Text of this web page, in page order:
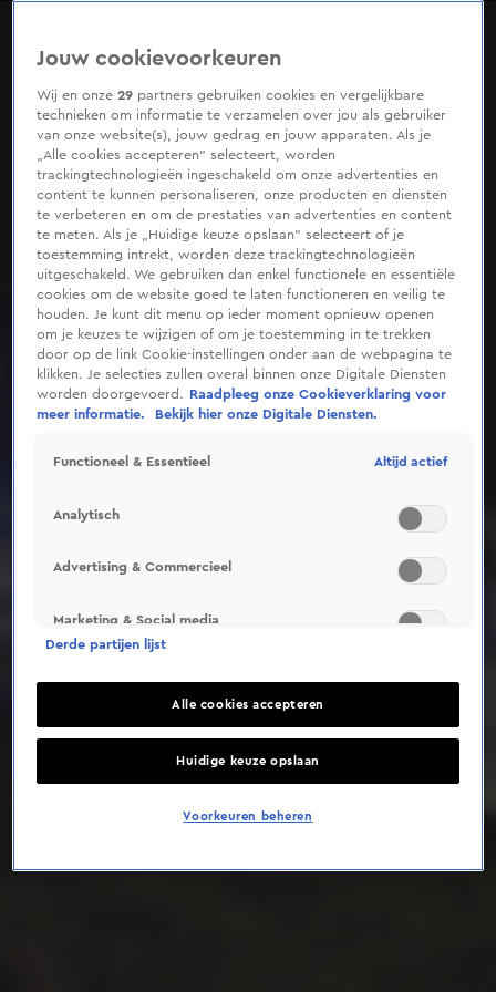
Deze video is niet beschikbaar op je huidige locatie
Jouw cookievoorkeuren
Wij en onze29 partners gebruiken cookies en vergelijkbare
technieken om informatie te verzamelen over jou als gebruiker
van onze website(s), jouw gedrag en jouw apparaten. Als je
„Alle cookies accepteren” selecteert, worden
trackingtechnologieën ingeschakeld om onze advertenties en
content te kunnen personaliseren, onze producten en diensten
te verbeteren en om de prestaties van advertenties en content
te meten. Als je „Huidige keuze opslaan” selecteert of je
toestemming intrekt, worden deze trackingtechnologieën
uitgeschakeld. We gebruiken dan enkel functionele en essentiële
cookies om de website goed te laten functioneren en veilig te
houden. Je kunt dit menu op ieder moment opnieuw openen
om je keuzes te wijzigen of om je toestemming in te trekken
door op de link Cookie-instellingen onder aan de webpagina te
klikken. Je selecties zullen overal binnen onze Digitale Diensten
worden doorgevoerd.
Raadpleeg onze Cookieverklaring voor
meer informatie.
Bekijk hier onze Digitale Diensten.
Functioneel & Essentieel Altijd actief
Analytisch
Advertising & Commercieel
Marketing & Social media
Derde partijen lijst
Alle cookies accepteren
Huidige keuze opslaan
Voorkeuren beheren